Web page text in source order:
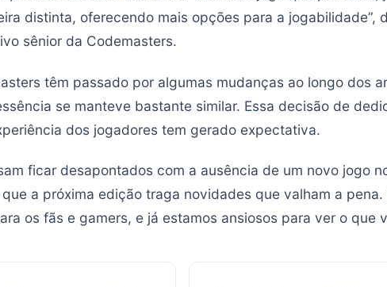
distinta, oferecendo mais opções para a jogabilidade”,
sênior da Codemasters.
têm passado por algumas mudanças ao longo dos
se manteve bastante similar. Essa decisão de
dos jogadores tem gerado expectativa.
ficar desapontados com a ausência de um novo jogo
a próxima edição traga novidades que valham a pena.
os fãs e gamers, e já estamos ansiosos para ver o que